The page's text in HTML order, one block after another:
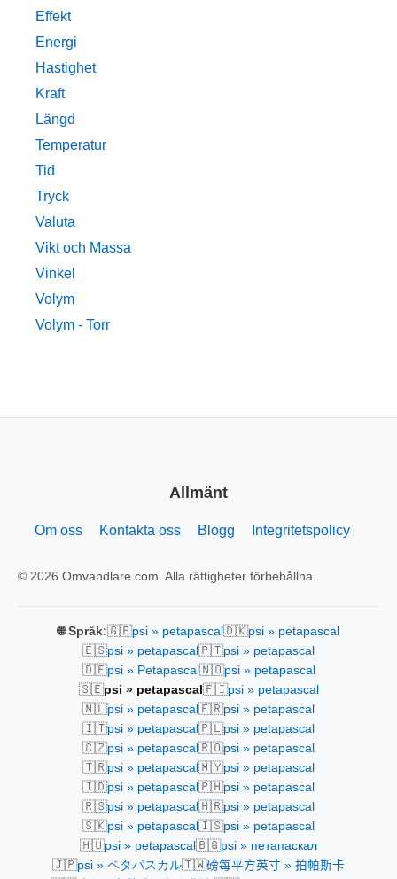
Effekt
Energi
Hastighet
Kraft
Längd
Temperatur
Tid
Tryck
Valuta
Vikt och Massa
Vinkel
Volym
Volym - Torr
Allmänt
Om oss Kontakta oss Blogg Integritetspolicy
© 2026 Omvandlare.com. Alla rättigheter förbehållna.
🌐 Språk:🇬🇧psi » petapascal 🇩🇰psi » petapascal
🇪🇸psi » petapascal 🇵🇹psi » petapascal
🇩🇪psi » Petapascal 🇳🇴psi » petapascal
🇸🇪psi » petapascal 🇫🇮psi » petapascal
🇳🇱psi » petapascal 🇫🇷psi » petapascal
🇮🇹psi » petapascal 🇵🇱psi » petapascal
🇨🇿psi » petapascal 🇷🇴psi » petapascal
🇹🇷psi » petapascal 🇲🇾psi » petapascal
🇮🇩psi » petapascal 🇵🇭psi » petapascal
🇷🇸psi » petapascal 🇭🇷psi » petapascal
🇸🇰psi » petapascal 🇮🇸psi » petapascal
🇭🇺psi » petapascal 🇧🇬psi » петапаскал
🇯🇵psi » ペタパスカル🇹🇼磅每平方英寸 » 拍帕斯卡